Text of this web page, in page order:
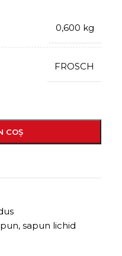
0,600 kg
FROSCH
COȘ
, sapun lichid